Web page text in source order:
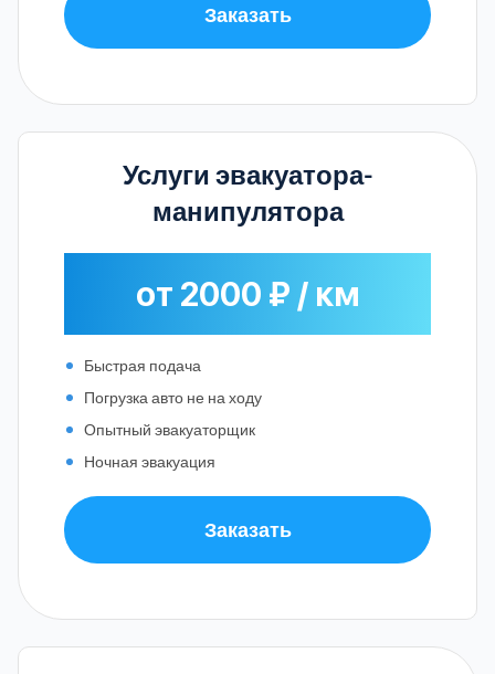
Заказать
Услуги эвакуатора-
манипулятора
от 2000 ₽ / км
Быстрая подача
Погрузка авто не на ходу
Опытный эвакуаторщик
Ночная эвакуация
Заказать